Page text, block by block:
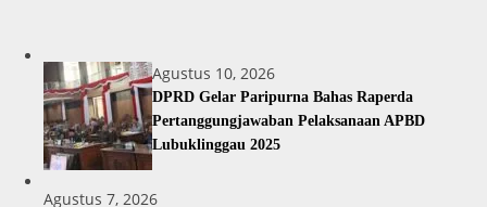
Agustus 10, 2026
DPRD Gelar Paripurna Bahas Raperda
Pertanggungjawaban Pelaksanaan APBD
Lubuklinggau 2025
Agustus 7, 2026